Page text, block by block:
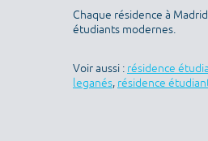
Chaque résidence à
étudiants modernes.
Voir aussi : résidence
leganés, résidence